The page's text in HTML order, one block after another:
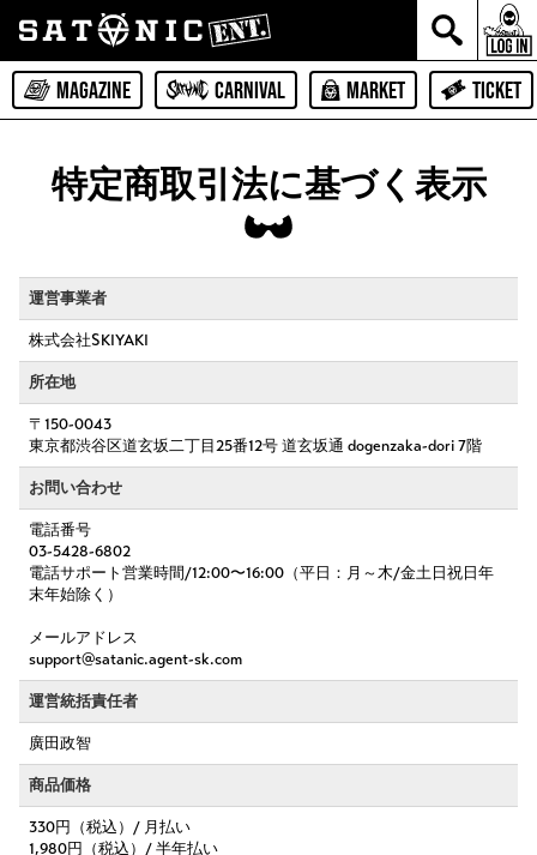
MAGAZINE CARNIVAL MARKET TICKET
特定商取引法に基づく表示
運営事業者
株式会社SKIYAKI
所在地
〒150-0043
東京都渋谷区道玄坂二丁目25番12号 道玄坂通 dogenzaka-dori 7階
お問い合わせ
電話番号
03-5428-6802
電話サポート営業時間/12:00〜16:00（平日：月～木/金土日祝日年
末年始除く）
メールアドレス
support@satanic.agent-sk.com
運営統括責任者
廣田政智
商品価格
330円（税込）/ 月払い
1,980円（税込）/ 半年払い